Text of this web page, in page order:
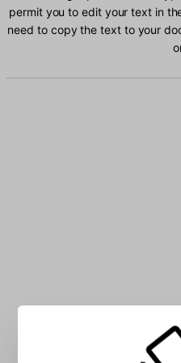
permit you to edit your text in
need to copy the text to your
Type Latvian